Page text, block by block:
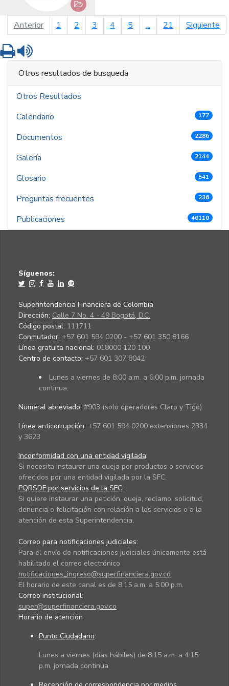
Anteriorpágina anterior
1 2 3 4 5 ... 21 Siguiente
Imprimir
Otros resultados de busqueda
Otros Resultados
Calendario
177
Documentos 2286
Galería 2144
Glosario 541
Preguntas frecuentes 236
Publicaciones 40110
Síguenos:
Superintendencia Financiera de Colombia
Dirección: Calle 7 No. 4 - 49 Bogotá, D.C.
Código postal: 111711
Conmutador: +57 601 594 0200 - +57 601 350 8166
Línea gratuita nacional: 018000 120 100
Centro de contacto: +57 601 307 8042
Lunes a viernes de 8:00 a.m. a 6:00 p.m. jornada
continua.
Numeral abreviado: #903 (solo operadores Claro y Tigo)
Línea anticorrupción: +57 601 594 0200 extensiones 2334
y 3623
Inconformidad con una entidad vigilada:
Si necesita instaurar una queja por productos o servicios
ofrecidos por una entidad vigilada por la SFC.
PQRSDF por servicios de la SFC:
Si quiere instaurar una petición, queja, reclamo, solicitud,
denuncia o felicitación con relación a los servicios o a la
atención de esta Superintendencia.
Correo para notificaciones judiciales:
Para el envío de notificaciones judiciales únicamente está
habilitado el correo electrónico
notificaciones_ingreso@superfinanciera.gov.co
El horario de este canal es de 8:15 a.m. a 5:00 p.m.
Correo institucional:
super@superfinanciera.gov.co
Horario de atención
Punto Ciudadano:
Lunes a viernes (días hábiles) de 8:15 a.m. a 4:15
p.m. jornada continua